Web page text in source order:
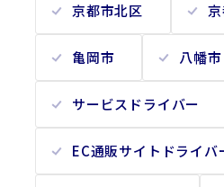
京都市北区
亀岡市 八幡市
サービスドライバー
EC通販サイトドライバ